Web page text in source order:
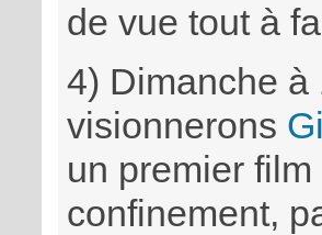
de vue tout à
4) Dimanche à
visionnerons
un premier
confinement,